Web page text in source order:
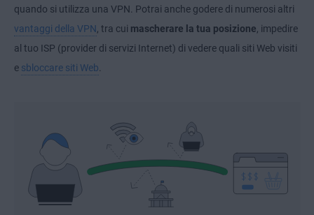
quando si utilizza una VPN. Potrai anche godere di numerosi altri
vantaggi della VPN, tra cui mascherare la tua posizione, impedire
al tuo ISP (provider di servizi Internet) di vedere quali siti Web visiti
e sbloccare siti Web.